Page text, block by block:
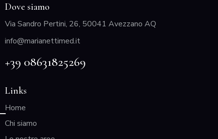
Dove siamo
Via Sandro Pertini, 26, 50041 Avezzano AQ
info@marianettimed.it
+39 08631825269
Links
Home
Chi siamo